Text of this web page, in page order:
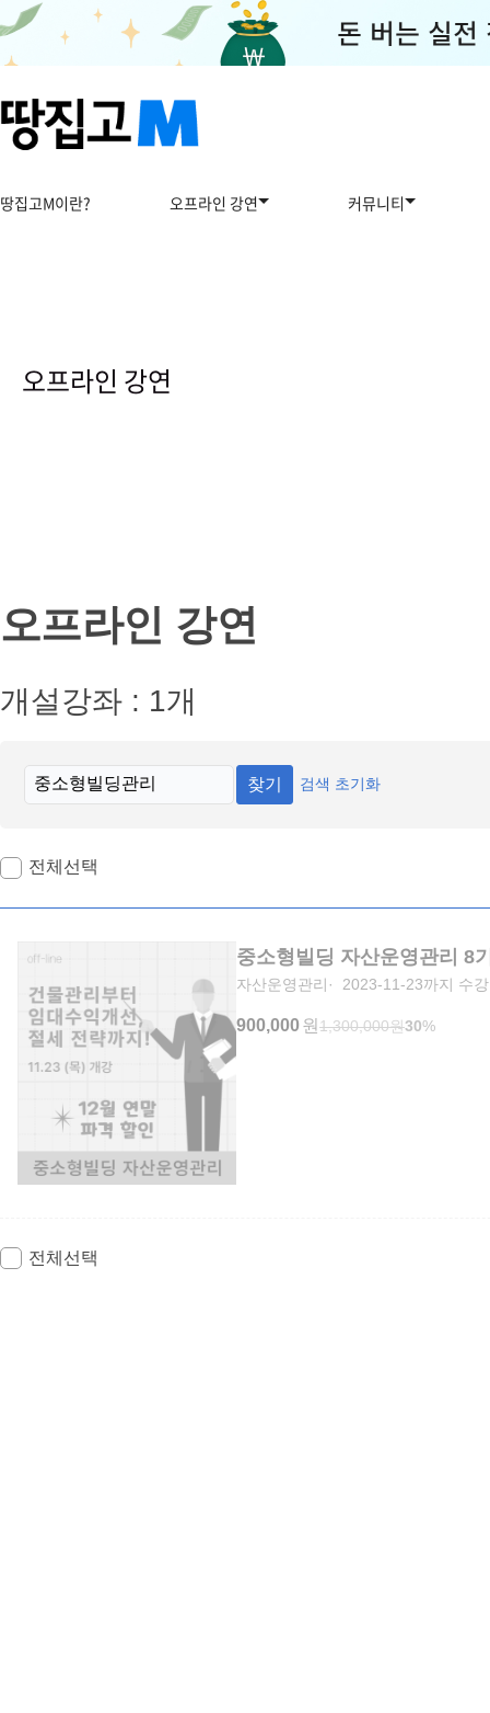
땅집고M이란? 오프라인 강연 커뮤니티
라오프라인 강연
오프라인 강연
개설강좌 : 1개
찾기 검색 초기화
전체선택
중소형빌딩 자산운영관리 8
자산운영관리 2023-11-23까지 수강
900,000 원 1,300,000원30%
전체선택